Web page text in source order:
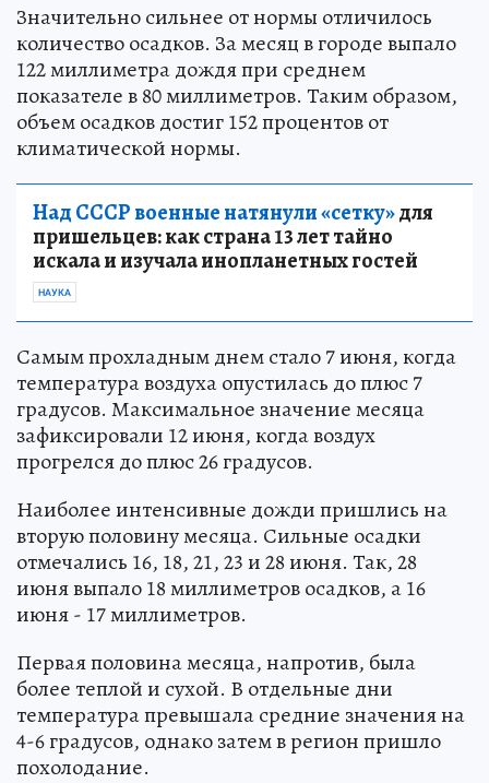
Значительно сильнее от нормы отличилось
количество осадков. За месяц в городе выпало
122 миллиметра дождя при среднем
показателе в 80 миллиметров. Таким образом,
объем осадков достиг 152 процентов от
климатической нормы.
Над СССР военные натянули «сетку»для
пришельцев: как страна 13 лет тайно
искала и изучала инопланетных гостей
НАУКА
Самым прохладным днем стало 7 июня, когда
температура воздуха опустилась до плюс 7
градусов. Максимальное значение месяца
зафиксировали 12 июня, когда воздух
прогрелся до плюс 26 градусов.
Наиболее интенсивные дожди пришлись на
вторую половину месяца. Сильные осадки
отмечались 16, 18, 21, 23 и 28 июня. Так, 28
июня выпало 18 миллиметров осадков, а 16
июня - 17 миллиметров.
Первая половина месяца, напротив, была
более теплой и сухой. В отдельные дни
температура превышала средние значения на
4-6 градусов, однако затем в регион пришло
похолодание.